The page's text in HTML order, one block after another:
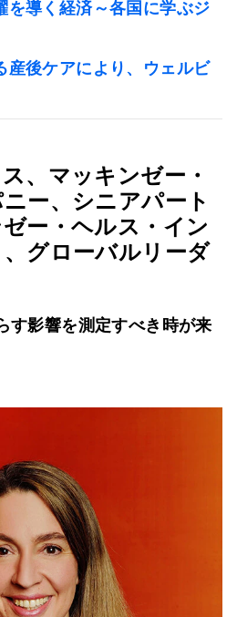
を導く経済～各国に学ぶジ
産後ケアにより、ウェルビ
、マッキンゼー・
ー、シニアパート
ー・ヘルス・イン
グローバルリーダ
す影響を測定すべき時が来